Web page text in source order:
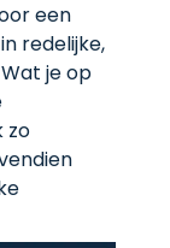
een
redelijke,
je op
zo